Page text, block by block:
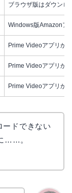
ブラウザ版はダウンロ
Windows版Amazonア
Prime Videoアプリか
Prime Videoアプリか
Prime Videoアプリか
ードできない
……。